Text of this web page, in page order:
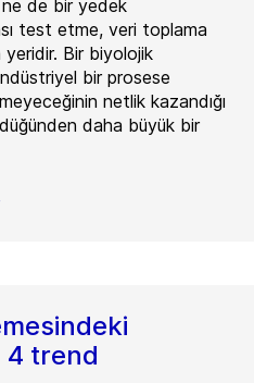
de bir yedek
test etme, veri toplama
Bir biyolojik
bir prosese
netlik kazandığı
daha büyük bir
4 trend